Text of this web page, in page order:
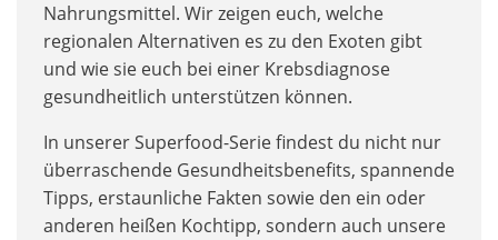
Nahrungsmittel. Wir zeigen euch, welche
regionalen Alternativen es zu den Exoten gibt
und wie sie euch bei einer Krebsdiagnose
gesundheitlich unterstützen können.
In unserer Superfood-Serie findest du nicht nur
überraschende Gesundheitsbenefits, spannende
Tipps, erstaunliche Fakten sowie den ein oder
anderen heißen Kochtipp, sondern auch unsere